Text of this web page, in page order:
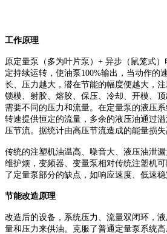
工作原理
原定量泵（多为叶片泵）+ 异步（鼠笼式
定持续运转，使油泵100%输出，当动作的
长、压力越大，潜在节能的幅度便越大，
锁模、射胶、熔胶、保压、冷却、开模、
需要不同的压力和流量。在定量泵的液压
转速提供恒定的流量，多余的液压油通过
压节流。据统计由高压节流造成的能量损失
传统的注塑机油温高、噪音大、液压油泄漏
维护烦，变频器、变量泵相对传统注塑机
了定量泵部分的缺点，如响应速度、低速稳
节能改造原理
改造后的设备，系统压力、流量双闭环，
量和压力来供油。克服了普通定量泵系统